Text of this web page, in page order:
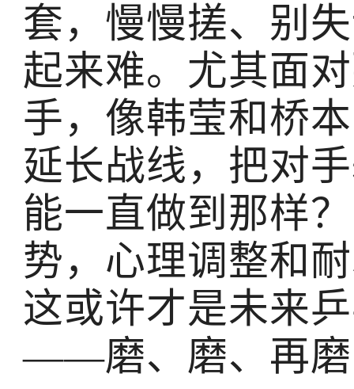
套，慢慢搓、别
起来难。尤其面
手，像韩莹和桥
延长战线，把对
能一直做到那样
势，心理调整和
这或许才是未来
——磨、磨、再磨